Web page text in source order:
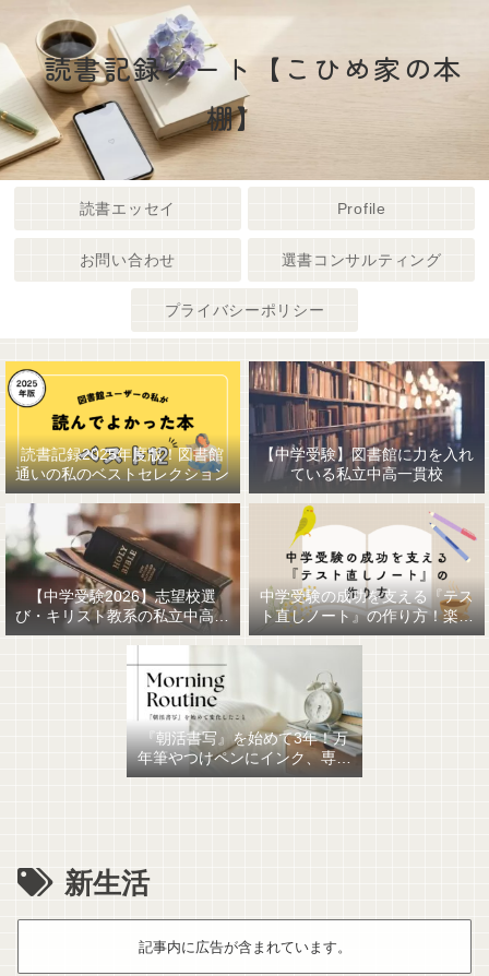
読書記録ノート【こひめ家の本
棚】
読書エッセイ Profile
お問い合わせ 選書コンサルティング
プライバシーポリシー
読書記録2025年度版！図書館
通いの私のベストセレクション
【中学受験】図書館に力を入れ
ている私立中高一貫校
【中学受験2026】志望校選
び・キリスト教系の私立中高一
貫女子校を調べてみました
中学受験の成功を支える『テス
ト直しノート』の作り方！楽に
作るための最強おすすめ文房具
『朝活書写』を始めて3年！万
年筆やつけペンにインク、専用
ノート、毎日が充実していま
新生活
記事内に広告が含まれています。